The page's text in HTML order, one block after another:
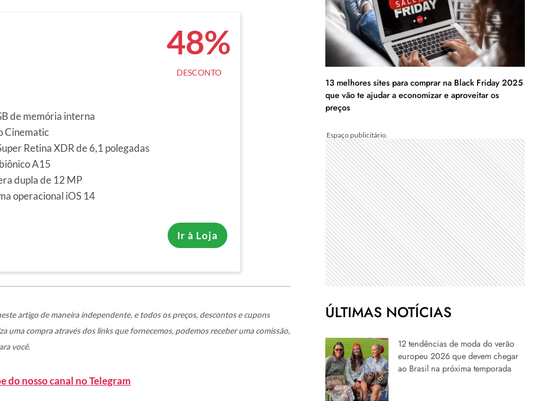
48%
DESCONTO
de memória interna
Cinematic
Retina XDR de 6,1 polegadas
A15
dupla de 12 MP
operacional iOS 14
Ir à Loja
artigo de maneira independente, e todos os preços, descontos e cupons
uma compra através dos links que fornecemos, podemos receber uma comissão,
você.
do nosso canal no Telegram
13 melhores sites para comprar na Black Friday 2025
que vão te ajudar a economizar e aproveitar os
preços
ÚLTIMAS NOTÍCIAS
12 tendências de moda do verão
europeu 2026 que devem chegar
ao Brasil na próxima temporada